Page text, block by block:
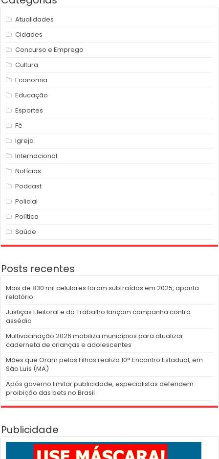
Atualidades
Cidades
Concurso e Emprego
Cultura
Economia
Educação
Esportes
Fé
Igreja
Internacional
Notícias
Podcast
Policial
Política
Saúde
Posts recentes
Mais de 830 mil celulares foram subtraídos em 2025, aponta
relatório
Justiças Eleitoral e do Trabalho lançam campanha contra
assédio
Multivacinação 2026 mobiliza municípios para atualizar
caderneta de crianças e adolescentes
Mães que Oram pelos Filhos realiza 10° Encontro Estadual, em
São Luís (MA)
Após governo limitar publicidade, especialistas defendem
proibição das bets no Brasil
Publicidade